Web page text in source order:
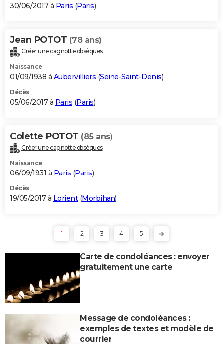
30/06/2017 à Paris (Paris)
Jean POTOT (78 ans)
Créer une cagnotte obsèques
Naissance
01/09/1938 à Aubervilliers (Seine-Saint-Denis)
Décès
05/06/2017 à Paris (Paris)
Colette POTOT (85 ans)
Créer une cagnotte obsèques
Naissance
06/09/1931 à Paris (Paris)
Décès
19/05/2017 à Lorient(Morbihan)
1 2 3 4 5
Carte de condoléances : envoyer
gratuitement une carte
Message de condoléances :
exemples de textes et modèle de
courrier